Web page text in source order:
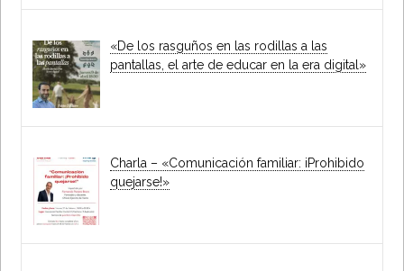
«De los rasguños en las rodillas a las
pantallas, el arte de educar en la era digital»
Charla – «Comunicación familiar: iProhibido
quejarse!»